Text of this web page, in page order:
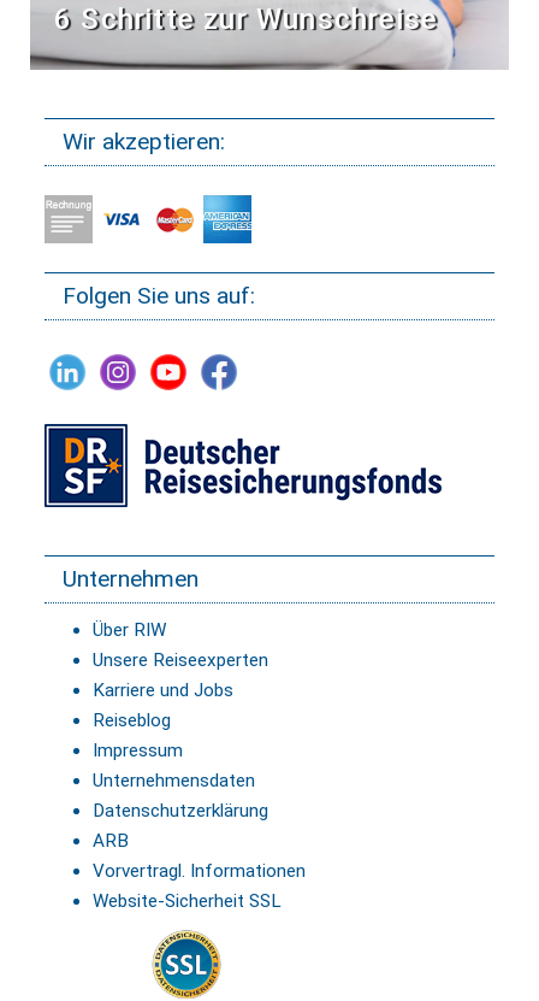
6 Schritte zur Wunschreise
Wir akzeptieren:
Folgen Sie uns auf:
Unternehmen
Über RIW
Unsere Reiseexperten
Karriere und Jobs
Reiseblog
Impressum
Unternehmensdaten
Datenschutzerklärung
ARB
Vorvertragl. Informationen
Website-Sicherheit SSL